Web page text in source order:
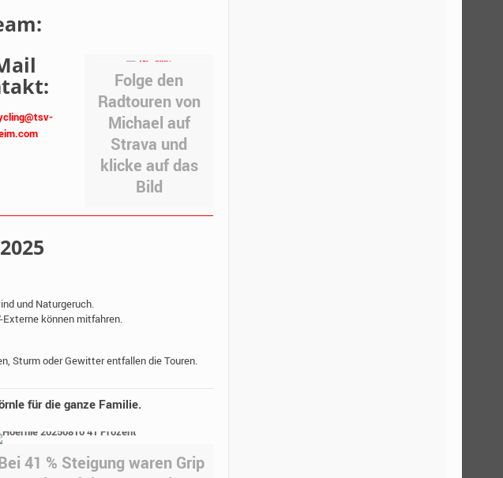
Folge den
Radtouren von
Michael auf
Strava und
klicke auf das
Bild
und Naturgeruch.
Externe können mitfahren.
Sturm oder Gewitter entfallen die Touren.
für die ganze Familie.
41 % Steigung waren Grip